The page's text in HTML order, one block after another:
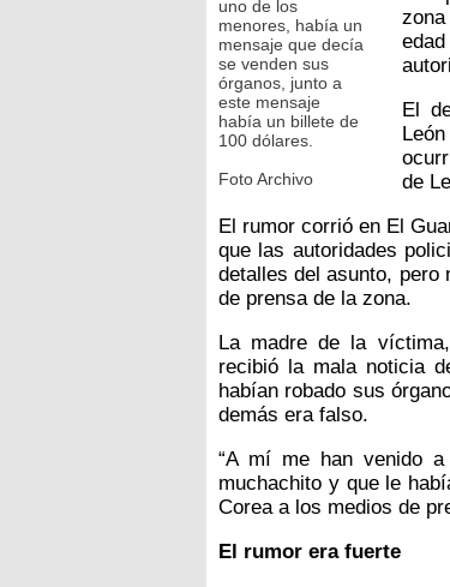
uno de los
menores, había un
mensaje que decía
se venden sus
órganos, junto a
este mensaje
había un billete de
100 dólares.
Foto Archivo
El
de
El rumor corrió en El
que las autoridades
detalles del asunto, pero
de prensa de la zona.
La madre de la
recibió la mala noticia
habían robado sus
demás era falso.
“A mí me han venido
muchachito y que le
Corea a los medios de
El rumor era fuerte